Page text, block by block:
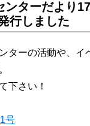
ターだより
行しました
ターの活動や、イ
下さい！
号